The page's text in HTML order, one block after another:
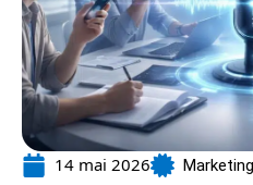
14 mai 2026 Marketing